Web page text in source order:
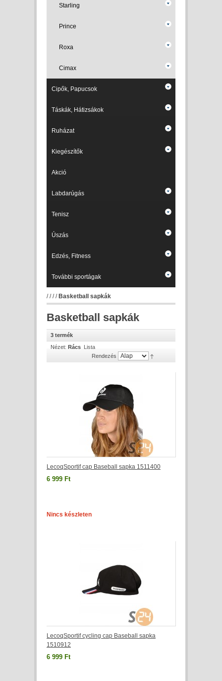
Starling
Prince
Roxa
Cimax
Cipők, Papucsok
Táskák, Hátizsákok
Ruházat
Kiegészítők
Akció
Labdarúgás
Tenisz
Úszás
Edzés, Fitness
További sportágak
//// Basketball sapkák
Basketball sapkák
3 termék
Nézet: Rács Lista
Rendezés
LecoqSportif cap Baseball sapka 1511400
6 999 Ft
Nincs készleten
LecoqSportif cycling cap Baseball sapka
1510912
6 999 Ft